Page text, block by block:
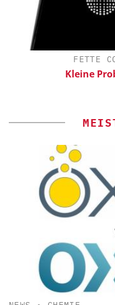
FETTE
Kleine